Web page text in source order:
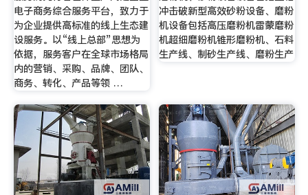
电子商务综合服务平台，致力于
为企业提供高标准的线上生态建
设服务。以“线上总部”思想为
依据，服务客户在全球市场格局
内的营销、采购、品牌、团队、
商务、转化、产品等领 …
冲击破新型高效砂粉设备、磨粉
机设备包括高压磨粉机雷蒙磨粉
机超细磨粉机锥形磨粉机、石料
生产线、制砂生产线、磨粉生产